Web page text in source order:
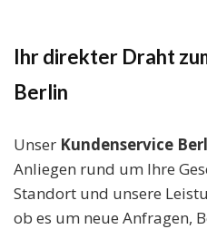
Ihr direkter Draht
Berlin
Unser Kundenservice
Anliegen rund um Ihre
Standort und unsere
ob es um neue Anfragen,